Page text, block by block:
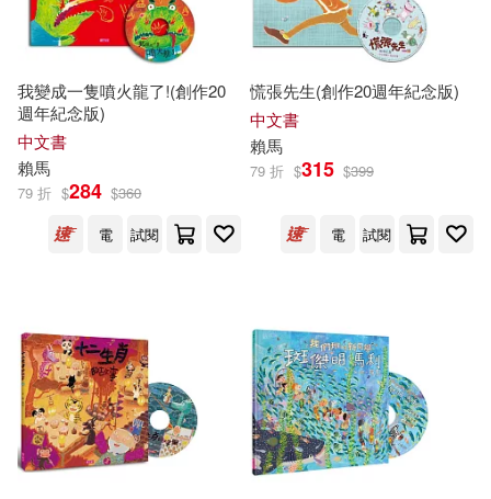
鮑躍全，陳智成，賴馬樹金，李惠
（美）克斯特羅著(1)
我變成一隻噴火龍了!(創作20
週年紀念版)
中文書
賴馬
79 折 $284 $360
電
試閱
慌張先生(創作20週年紀念版)
中文書
賴馬
79 折 $315 $399
電 試閱